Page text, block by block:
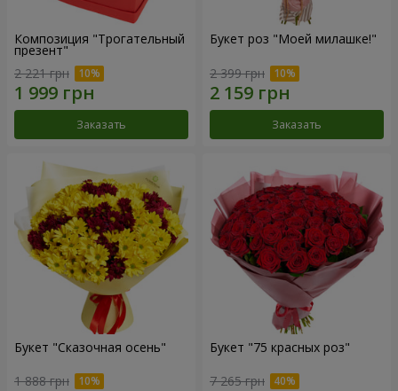
Композиция "Трогательный
презент"
2 221 грн
Заказать
Букет роз "Моей милашке!"
2 399 грн
Заказать
Букет "Сказочная осень"
1 888 грн
Букет "75 красных роз"
7 265 грн